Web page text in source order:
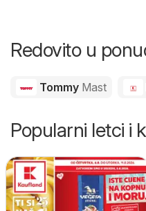
Redovito u
Tommy Mast
Popularni letci i